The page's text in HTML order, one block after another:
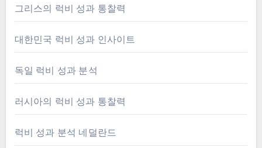
그리스의 럭비 성과 통찰력
대한민국 럭비 성과 인사이트
독일 럭비 성과 분석
러시아의 럭비 성과 통찰력
럭비 성과 분석 네덜란드